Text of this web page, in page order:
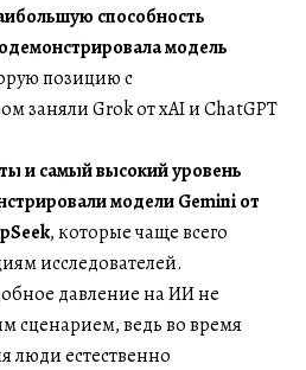
способность
модель
позицию с
заняли Grok от xAI и ChatGPT
и самый высокий уровень
модели Gemini от
, которые чаще всего
исследователей.
давление на ИИ не
сценарием, ведь во время
люди естественно